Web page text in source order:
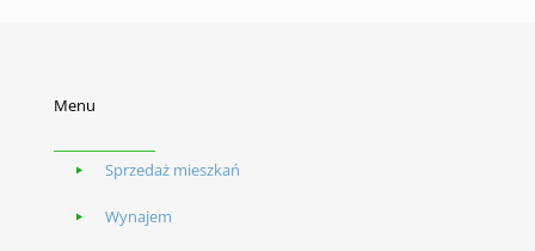
Menu
Sprzedaż mieszkań
Wynajem